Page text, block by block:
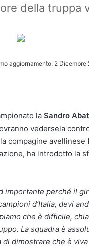
della truppa
aggiornamento: 2 Dicembre
la Sandro
vedersela
compagine avellinese
ha introdotto la
importante perché il
d’Italia, devi
che è difficile,
La squadra è
dimostrare che è